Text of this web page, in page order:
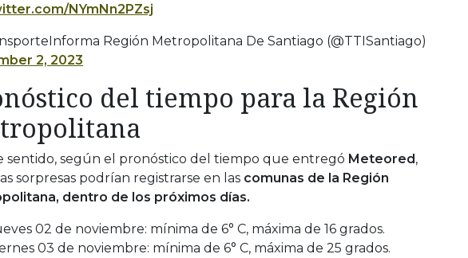
NYmNn2PZsj
Región Metropolitana De Santiago (@TTISantiago)
2, 2023
del tiempo para la Región
sentido, según el pronóstico del tiempo que entregó Meteored,
sorpresas podrían registrarse en las comunas de la Región
dentro de los próximos días.
02 de noviembre: mínima de 6° C, máxima de 16 grados.
03 de noviembre: mínima de 6° C, máxima de 25 grados.